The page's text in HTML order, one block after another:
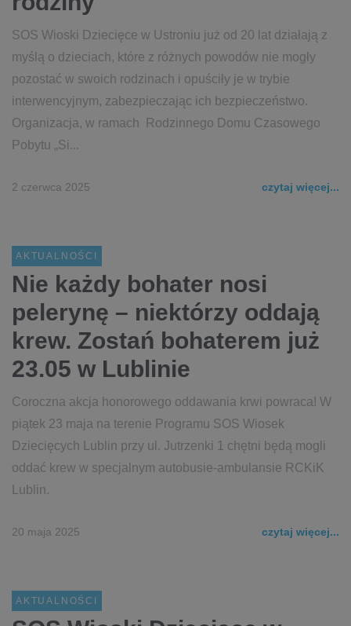
SOS Wioski Dziecięce w Ustroniu już od 20 lat działają z
myślą o dzieciach, które z różnych powodów nie mogły
pozostać w swoich rodzinach i opuściły je w trybie
interwencyjnym, zabezpieczając ich bezpieczeństwo.
Organizacja, w ramach Rodzinnego Domu Czasowego
Pobytu „Si...
2 czerwca 2025 czytaj więcej...
AKTUALNOŚCI
Nie każdy bohater nosi
pelerynę – niektórzy oddają
krew. Zostań bohaterem już
23.05 w Lublinie
Coroczna akcja honorowego oddawania krwi powraca! W
piątek 23 maja na terenie Programu SOS Wiosek
Dziecięcych Lublin przy ul. Jutrzenki 1 chętni będą mogli
oddać krew w specjalnym autobusie-ambulansie RCKiK
Lublin.
20 maja 2025 czytaj więcej...
AKTUALNOŚCI